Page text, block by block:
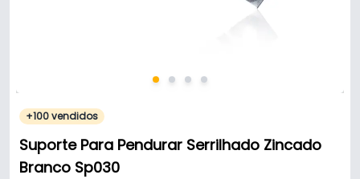
+100 vendidos
Suporte Para Pendurar Serrilhado Zincado
Branco Sp030